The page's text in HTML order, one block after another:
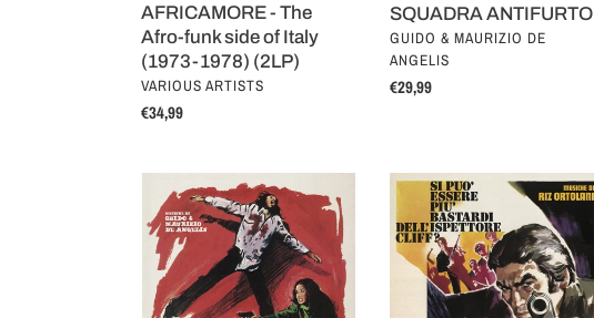
(2LP)
AFRICAMORE - The
Afro-funk side of Italy
(1973-1978) (2LP)
VENDOR
VARIOUS ARTISTS
Regular
€34,99
SQUADRA ANTIFURTO
VENDOR
GUIDO & MAURIZIO DE
ANGELIS
Regular
€29,99
Grande
Racket
Si
può
essere
più
bastardi
dell’ispettore